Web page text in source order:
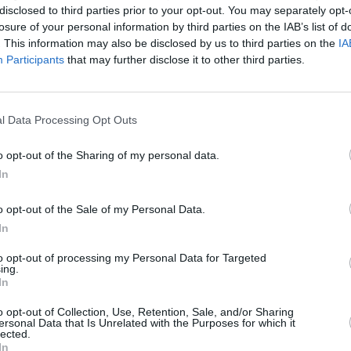
to third parties prior to your opt-out. You may separately
of your personal information by third parties on the IAB’s list of
This information may also be disclosed by us to third parties on the
Participants that may further disclose it to other third parties.
Data Processing Opt Outs
opt-out of the Sharing of my personal data.
opt-out of the Sale of my Personal Data.
opt-out of processing my Personal Data for Targeted
opt-out of Collection, Use, Retention, Sale, and/or Sharing
Data that Is Unrelated with the Purposes for which it
16:55 100 metų
17:20 Šoka Lietuva
17:30 Spėk ir atspėk
18:30Svarbi valanda
Kelionių programa
stebuklų
00:55Duokim garo!
Tautinės kultūros
15:45Duokim garo!
Tautinės kultūros
tradicijas skatinanti
muzikinė programa
sodybos
18:30Žinios. Sportas.
19:00
vertimu į gestų k.)
21:00100 Jūsų